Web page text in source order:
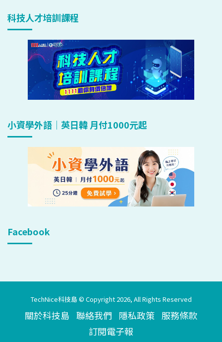
科技人才培訓課程
小資學外語｜英日韓 月付1000元起
Facebook
TechNice科技島 © Copyright 2026, All Rights Reserved
關於科技島 聯絡我們 隱私政策 服務條款
訂閱電子報